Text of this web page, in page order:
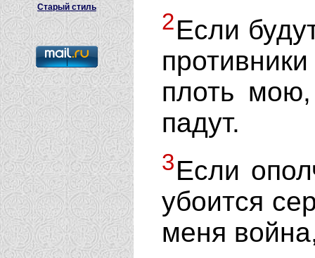
Старый стиль
2Если
плоть
падут.
3Если
убоится
меня